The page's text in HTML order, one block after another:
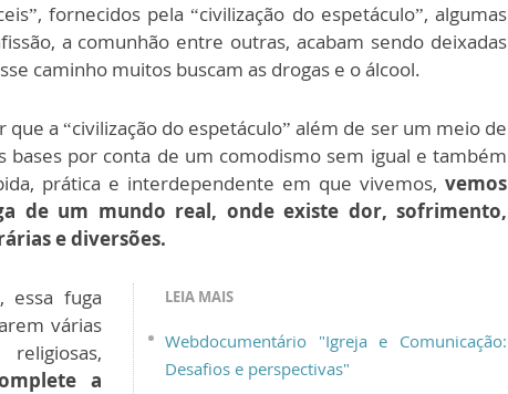
fornecidos pela “civilização do espetáculo”, algumas
a comunhão entre outras, acabam sendo deixadas
caminho muitos buscam as drogas e o álcool.
a “civilização do espetáculo” além de ser um meio de
bases por conta de um comodismo sem igual e também
prática e interdependente em que vivemos, vemos
de um mundo real, onde existe dor, sofrimento,
e diversões.
LEIA MAIS
Webdocumentário "Igreja e Comunicação:
Desafios e perspectivas"
essa fuga
várias
a